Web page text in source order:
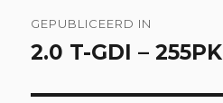
navigatie
GEPUBLICEERD IN
2.0 T-GDI – 255PK